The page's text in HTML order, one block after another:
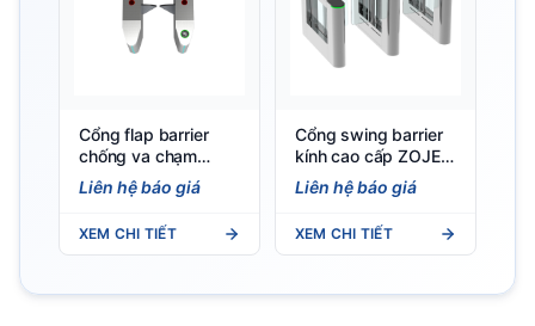
Cổng flap barrier
chống va chạm
ZOJE Anti-Collision
Flap Turnstile Y109
Liên hệ báo giá
XEM CHI TIẾT
Cổng swing barrier
kính cao cấp ZOJE
B202
Liên hệ báo giá
XEM CHI TIẾT